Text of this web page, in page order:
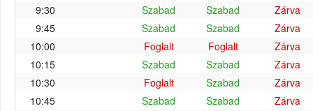
9:30
Szabad Szabad
Zárva
9:45
Szabad Szabad
Zárva
10:00
Foglalt Foglalt
Zárva
10:15
Szabad Szabad
Zárva
10:30
Foglalt Szabad
Zárva
10:45
Szabad Szabad
Zárva